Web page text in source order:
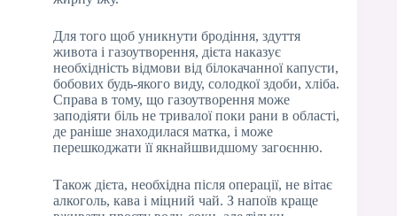
Для того щоб уникнути бродіння, здуття
живота і газоутворення, дієта наказує
необхідність відмови від білокачанної капусти,
бобових будь-якого виду, солодкої здоби, хліба.
Справа в тому, що газоутворення може
заподіяти біль не тривалої поки рани в області,
де раніше знаходилася матка, і може
перешкоджати її якнайшвидшому загоєнню.
Також дієта, необхідна після операції, не вітає
алкоголь, кава і міцний чай. З напоїв краще